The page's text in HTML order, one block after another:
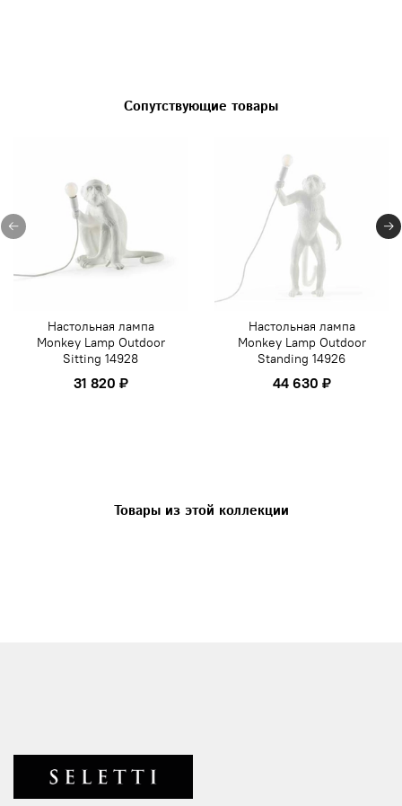
Сопутствующие товары
Настольная лампа
Monkey Lamp Outdoor
Sitting 14928
31 820 ₽
Настольная лампа
Monkey Lamp Outdoor
Standing 14926
44 630 ₽
Товары из этой коллекции